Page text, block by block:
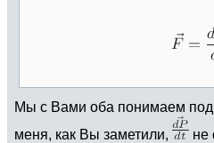
Мы с Вами оба понимаем под
меня, как Вы заметили,
не